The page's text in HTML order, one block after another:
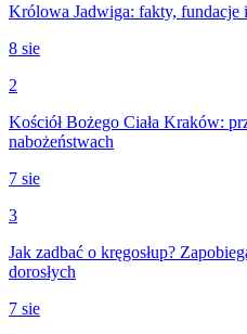
Królowa Jadwiga: fakty, fundacje
8 sie
2
Kościół Bożego Ciała Kraków:
nabożeństwach
7 sie
3
Jak zadbać o kręgosłup?
dorosłych
7 sie